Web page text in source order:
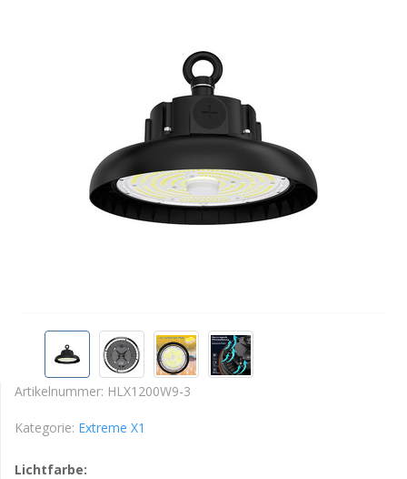
Artikelnummer: HLX1200W9-3
Kategorie: Extreme X1
Lichtfarbe: